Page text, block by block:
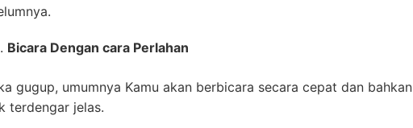
Bicara Dengan cara Perlahan
gugup, umumnya Kamu akan berbicara secara cepat dan bahkan
terdengar jelas.